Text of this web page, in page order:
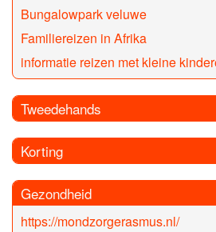
Bungalowpark veluwe
Familiereizen in Afrika
informatie reizen met kleine
Tweedehands
Korting
Gezondheid
https://mondzorgerasmus.nl/